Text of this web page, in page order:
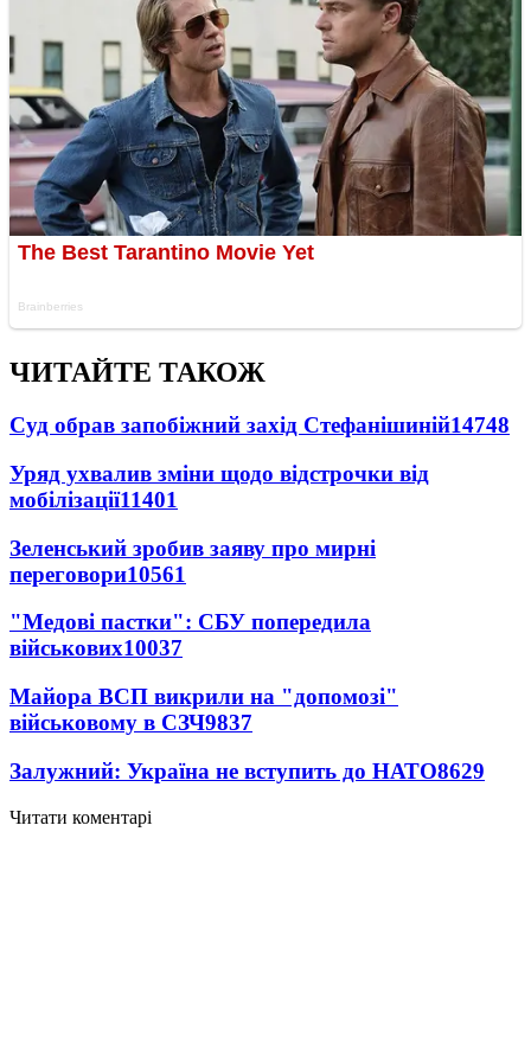
ЧИТАЙТЕ ТАКОЖ
Суд обрав запобіжний захід Стефанішиній14748
Уряд ухвалив зміни щодо відстрочки від
мобілізації11401
Зеленський зробив заяву про мирні
переговори10561
"Медові пастки": СБУ попередила
військових10037
Майора ВСП викрили на "допомозі"
військовому в СЗЧ9837
Залужний: Україна не вступить до НАТО8629
Читати коментарі